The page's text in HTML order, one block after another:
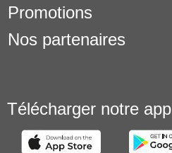
Promotions
Nos partenaires
Télécharger notre